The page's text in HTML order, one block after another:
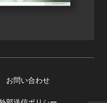
お問い合わせ